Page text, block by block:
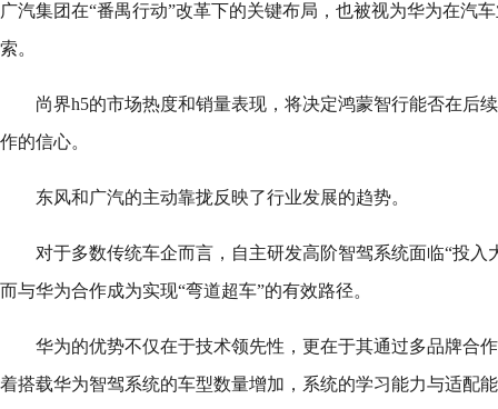
广汽集团在“番禺行动”改革下的关键布局，也被视为华为在汽
索。
尚界h5的市场热度和销量表现，将决定鸿蒙智行能否在后
作的信心。
东风和广汽的主动靠拢反映了行业发展的趋势。
对于多数传统车企而言，自主研发高阶智驾系统面临“投入
而与华为合作成为实现“弯道超车”的有效路径。
华为的优势不仅在于技术领先性，更在于其通过多品牌
着搭载华为智驾系统的车型数量增加，系统的学习能力与适配